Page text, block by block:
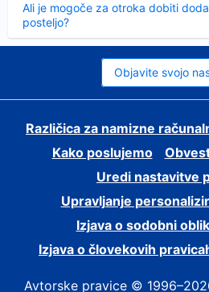
Ali je mogoče za otroka dobiti
posteljo?
Objavite svojo
Različica za namizne
Kako poslujemo
Uredi nastavitve
Upravljanje
Izjava o sodobni
Izjava o človekovih
Avtorske pravice ©